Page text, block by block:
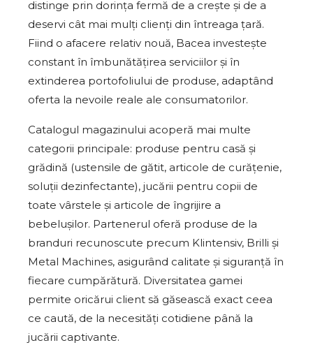
distinge prin dorința fermă de a crește și de a
deservi cât mai mulți clienți din întreaga țară.
Fiind o afacere relativ nouă, Bacea investește
constant în îmbunătățirea serviciilor și în
extinderea portofoliului de produse, adaptând
oferta la nevoile reale ale consumatorilor.
Catalogul magazinului acoperă mai multe
categorii principale: produse pentru casă și
grădină (ustensile de gătit, articole de curățenie,
soluții dezinfectante), jucării pentru copii de
toate vârstele și articole de îngrijire a
bebelușilor. Partenerul oferă produse de la
branduri recunoscute precum Klintensiv, Brilli și
Metal Machines, asigurând calitate și siguranță în
fiecare cumpărătură. Diversitatea gamei
permite oricărui client să găsească exact ceea
ce caută, de la necesități cotidiene până la
jucării captivante.